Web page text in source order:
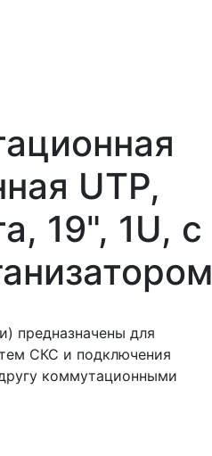
UTP,
19", 1U, с
предназначены для
СКС и подключения
коммутационными